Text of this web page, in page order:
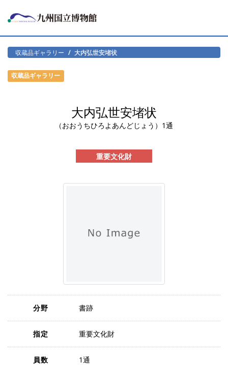
収蔵品ギャラリー 大内弘世安堵状
収蔵品ギャラリー
大内弘世安堵状
（おおうちひろよあんどじょう）1通
重要文化財
分野 書跡
指定 重要文化財
員数 1通